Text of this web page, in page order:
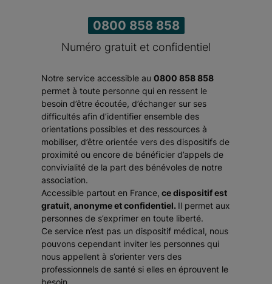
0800 858 858
Numéro gratuit et confidentiel
Notre service accessible au 0800 858 858
permet à toute personne qui en ressent le
besoin d’être écoutée, d’échanger sur ses
difficultés afin d’identifier ensemble des
orientations possibles et des ressources à
mobiliser, d’être orientée vers des dispositifs de
proximité ou encore de bénéficier d’appels de
convivialité de la part des bénévoles de notre
association.
Accessible partout en France, ce dispositif est
gratuit, anonyme et confidentiel. Il permet aux
personnes de s’exprimer en toute liberté.
Ce service n’est pas un dispositif médical, nous
pouvons cependant inviter les personnes qui
nous appellent à s’orienter vers des
professionnels de santé si elles en éprouvent le
besoin.